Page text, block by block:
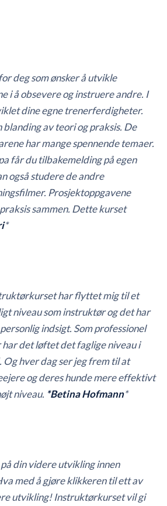
deg som ønsker å utvikle
i å obsevere og instruere andre. I
dine egne trenerferdigheter.
blanding av teori og praksis. De
har mange spennende temaer.
får du tilbakemelding på egen
også studere de andre
Prosjektoppgavene
sammen. Dette kurset
*
har flyttet mig til et
niveau som instruktør og det har
indsigt. Som professionel
det løftet det faglige niveau i
Og hver dag ser jeg frem til at
og deres hunde mere effektivt
niveau. *Betina Hofmann*
din videre utvikling innen
med å gjøre klikkeren til ett av
utvikling! Instruktørkurset vil gi